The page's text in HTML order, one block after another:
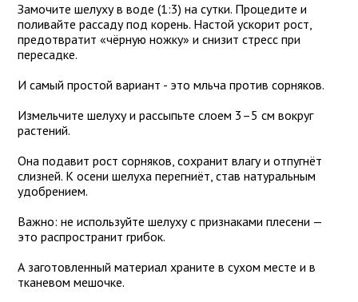
Замочите шелуху в воде (1:3) на сутки. Процедите и
поливайте рассаду под корень. Настой ускорит рост,
предотвратит «чёрную ножку» и снизит стресс при
пересадке.
И самый простой вариант - это мльча против сорняков.
Измельчите шелуху и рассыпьте слоем 3–5 см вокруг
растений.
Она подавит рост сорняков, сохранит влагу и отпугнёт
слизней. К осени шелуха перегниёт, став натуральным
удобрением.
Важно: не используйте шелуху с признаками плесени —
это распространит грибок.
А заготовленный материал храните в сухом месте и в
тканевом мешочке.